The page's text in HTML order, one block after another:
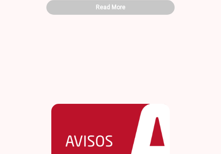
Read More